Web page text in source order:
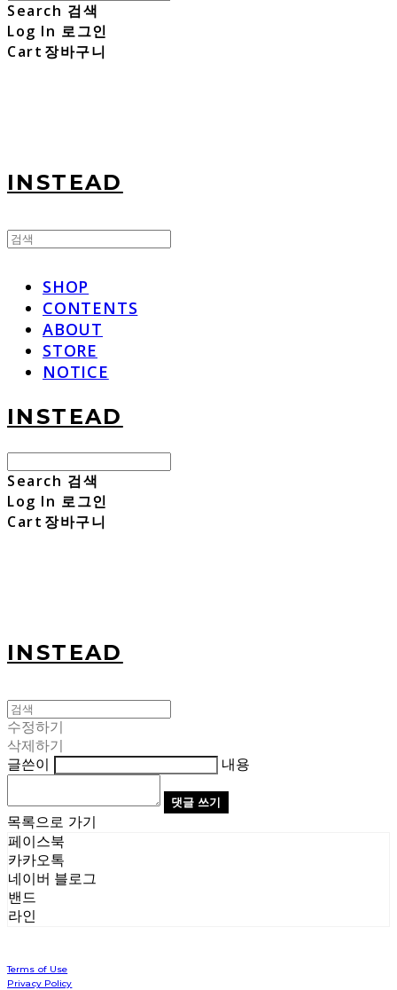
Search 검색
Log In 로그인
Cart 장바구니
INSTEAD
SHOP
CONTENTS
ABOUT
STORE
NOTICE
INSTEAD
Search 검색
Log In 로그인
Cart 장바구니
INSTEAD
수정하기
삭제하기
글쓴이
내용
댓글 쓰기
목록으로 가기
페이스북
카카오톡
네이버 블로그
밴드
라인
Terms of Use
Privacy Policy